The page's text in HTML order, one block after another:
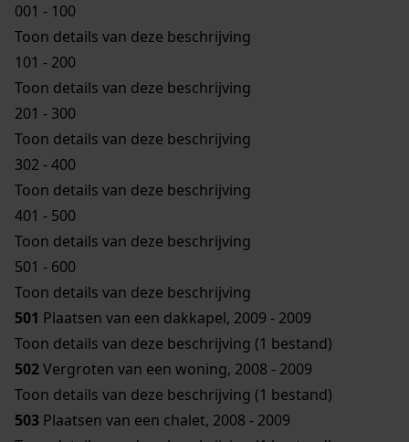
001 - 100
Toon details van deze beschrijving
101 - 200
Toon details van deze beschrijving
201 - 300
Toon details van deze beschrijving
302 - 400
Toon details van deze beschrijving
401 - 500
Toon details van deze beschrijving
501 - 600
Toon details van deze beschrijving
501 Plaatsen van een dakkapel, 2009 - 2009
Toon details van deze beschrijving (1 bestand)
502Vergroten van een woning, 2008 - 2009
Toon details van deze beschrijving (1 bestand)
503 Plaatsen van een chalet, 2008 - 2009